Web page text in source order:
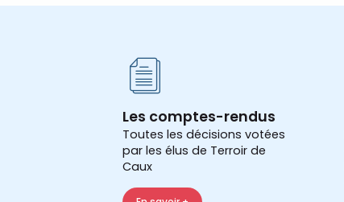
Les comptes-rendus
Toutes les décisions votées
par les élus de Terroir de
Caux